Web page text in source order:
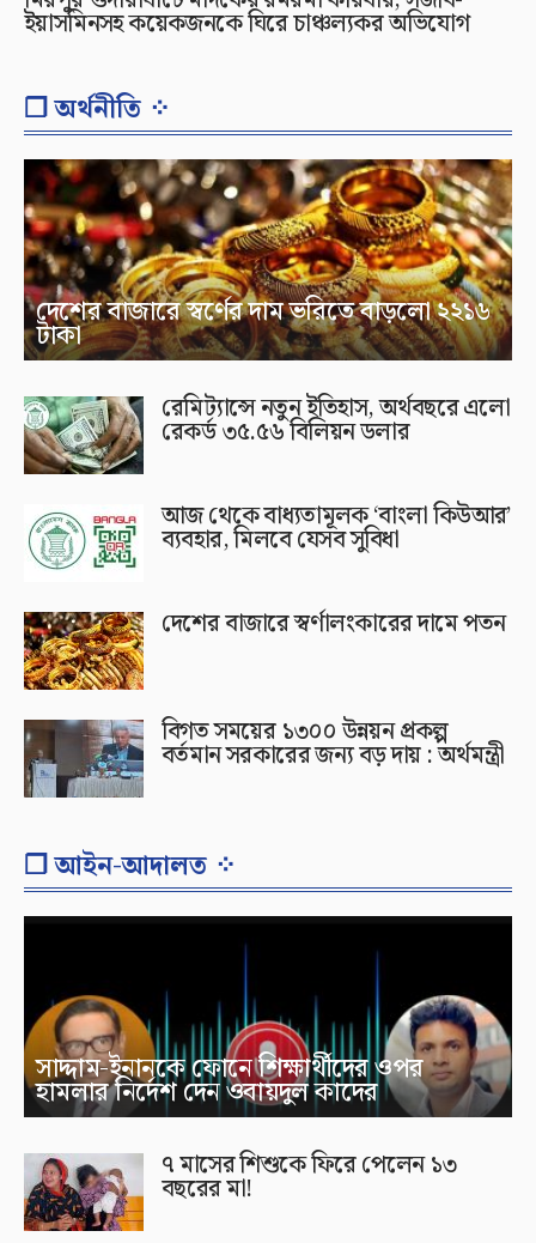
ইয়াসমিনসহ কয়েকজনকে ঘিরে চাঞ্চল্যকর অভিযোগ
❐ অর্থনীতি ⁘
দেশের বাজারে স্বর্ণের দাম ভরিতে বাড়লো ২২১৬
টাকা
রেমিট্যান্সে নতুন ইতিহাস, অর্থবছরে এলো
রেকর্ড ৩৫.৫৬ বিলিয়ন ডলার
আজ থেকে বাধ্যতামূলক ‘বাংলা কিউআর’
ব্যবহার, মিলবে যেসব সুবিধা
দেশের বাজারে স্বর্ণালংকারের দামে পতন
বিগত সময়ের ১৩০০ উন্নয়ন প্রকল্প
বর্তমান সরকারের জন্য বড় দায় : অর্থমন্ত্রী
❐ আইন-আদালত ⁘
সাদ্দাম-ইনানকে ফোনে শিক্ষার্থীদের ওপর
হামলার নির্দেশ দেন ওবায়দুল কাদের
৭ মাসের শিশুকে ফিরে পেলেন ১৩
বছরের মা!